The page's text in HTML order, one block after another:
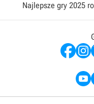
Najlepsze gry 2025